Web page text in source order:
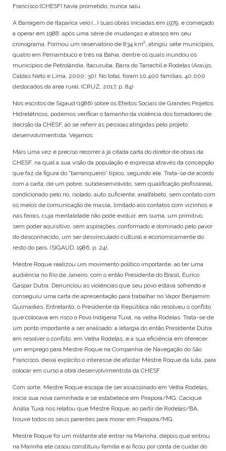
Francisco (CHESF) havia prometido, nunca saiu.
A Barragem de Itaparica veio (…) suas obras iniciadas em 1979, e começado
a operar em 1988, após uma série de mudanças e atrasos em seu
cronograma. Formou um reservatório de 834 km², atingiu sete municípios,
quatro em Pernambuco e três na Bahia, dentre os quais inundou os
municípios de Petrolândia, Itacuruba, Barra do Tarrachil e Rodelas (Araújo,
Caldas Neto e Lima, 2000: 30). No total, foram 10.400 famílias, 40.000
deslocados da área rural. (CRUZ, 2017, p. 84)
Nos escritos de Sigaud (1986) sobre os Efeitos Sociais de Grandes Projetos
Hidrelétricos, podemos verificar o tamanho da violência dos tomadores de
decisão da CHESF, ao se referir às pessoas atingidas pelo projeto
desenvolvimentista. Vejamos:
Mais uma vez é preciso recorrer à já citada carta do diretor de obras da
CHESF, na qual a sua visão da população é expressa através da concepção
que faz da figura do “barranqueiro” típico, segundo ele. Trata-se de acordo
com a carta, de um pobre, subdesenvolvido, sem qualificação profissional,
condicionado pelo rio, isolado, auto suficiente, analfabeto, sem contato com
os meios de comunicação de massa, limitado aos contatos com vizinhos e
nas feiras, cuja mentalidade não pode evoluir, em suma, um primitivo,
sem poder aquisitivo, sem aspirações, conformado e dominado pelo pavor
do desconhecido, um ser desvinculado cultural e economicamente do
resto do país. (SIGAUD, 1986, p. 24).
Mestre Roque realizou um movimento politico importante, ao ter uma
audiência no Rio de Janeiro, com o então Presidente do Brasil, Eurico
Gaspar Dutra. Denunciou as violências que seu povo estava sofrendo e
conseguiu uma carta de apresentação para trabalhar no Vapor Benjamim
Guimarães. Entretanto, o Presidente da República não resolveu o conflito
que colocava em risco o Povo Indígena Tuxá, na velha Rodelas. Trata-se de
um ponto importante a ser analisado: a letargia do então Presidente Dutra
em resolver o conflito, em Velha Rodelas, e a sua eficiência em oferecer
um emprego para Mestre Roque na Companhia de Navegação do São
Francisco, deixa explicito o interesse de afastar Mestre Roque da luta, para
colocar em curso a obra desenvolvimentista da CHESF.
Com sorte, Mestre Roque escapa de ser assassinado em Velha Rodelas,
inicia sua nova caminhada e se estabelece em Pirapora/MG. Cacique
Anália Tuxá nos relatou que Mestre Roque, ao partir de Rodelas/BA,
trouxe todos os seus parentes para morar em Pirapora/MG.
Mestre Roque foi um militante até entrar na Marinha, depois que entrou
na Marinha ele casou constituiu família e ai ficou por conta de cuidar do